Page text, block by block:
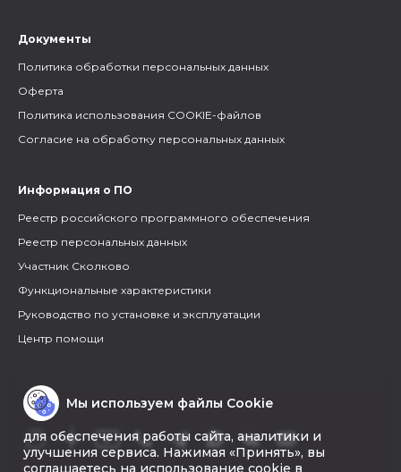
Документы
Политика обработки персональных данных
Оферта
Политика использования COOKIE-файлов
Согласие на обработку персональных данных
Информация о ПО
Реестр российского программного обеспечения
Реестр персональных данных
Участник Сколково
Функциональные характеристики
Руководство по установке и эксплуатации
Центр помощи
Мы используем файлы Cookie
для обеспечения работы сайта, аналитики и
улучшения сервиса. Нажимая «Принять», вы
соглашаетесь на использование cookie в